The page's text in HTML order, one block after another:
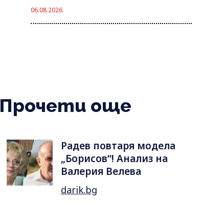
06.08.2026
Прочети още
Радев повтаря модела
„Борисов“! Анализ на
Валерия Велева
darik.bg